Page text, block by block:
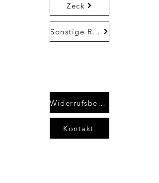
Zeck
Sonstige Ruten
Widerrufsbelehrung
Kontakt